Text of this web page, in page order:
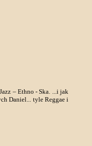
– Ethno - Ska. ...i jak
Daniel... tyle Reggae i